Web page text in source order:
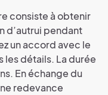
consiste à obtenir
d’autrui pendant
un accord avec le
les détails. La durée
En échange du
redevance